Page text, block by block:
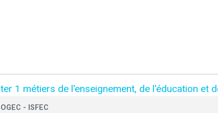
1 métiers de l'enseignement, de l'éducation et
OGEC - ISFEC